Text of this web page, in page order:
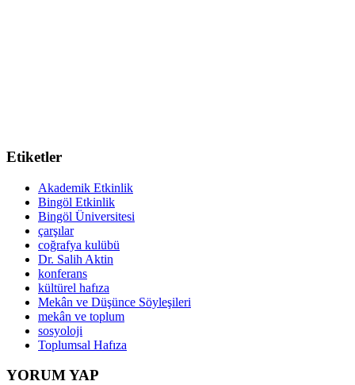
Etiketler
Akademik Etkinlik
Bingöl Etkinlik
Bingöl Üniversitesi
çarşılar
coğrafya kulübü
Dr. Salih Aktin
konferans
kültürel hafıza
Mekân ve Düşünce Söyleşileri
mekân ve toplum
sosyoloji
Toplumsal Hafıza
YORUM YAP